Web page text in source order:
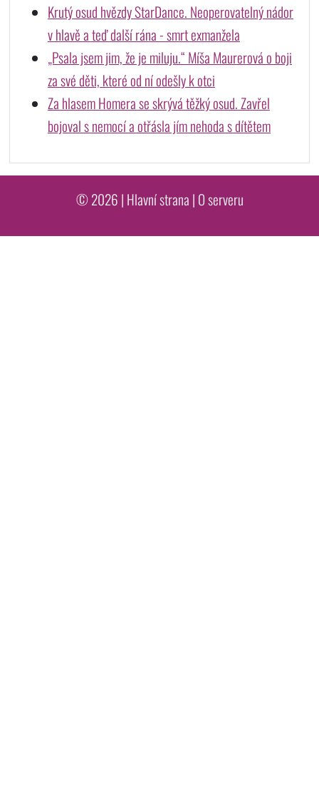
Krutý osud hvězdy StarDance. Neoperovatelný nádor
v hlavě a teď další rána - smrt exmanžela
„Psala jsem jim, že je miluju.“ Míša Maurerová o boji
za své děti, které od ní odešly k otci
Za hlasem Homera se skrývá těžký osud. Zavřel
bojoval s nemocí a otřásla jím nehoda s dítětem
© 2026 | Hlavní strana | O serveru